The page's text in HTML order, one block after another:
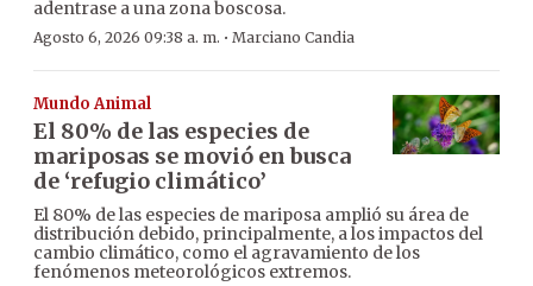
adentrase a una zona boscosa.
Agosto 6, 2026 09:38 a. m. · Marciano Candia
Mundo Animal
El 80% de las especies de
mariposas se movió en busca
de ‘refugio climático’
El 80% de las especies de mariposa amplió su área de
distribución debido, principalmente, a los impactos del
cambio climático, como el agravamiento de los
fenómenos meteorológicos extremos.